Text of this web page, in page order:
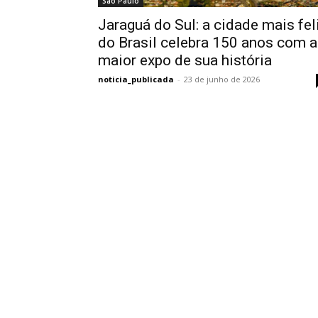
Jaraguá do Sul: a cidade mais
do Brasil celebra 150 anos com a
maior expo de sua história
noticia_publicada - 23 de junho de 2026